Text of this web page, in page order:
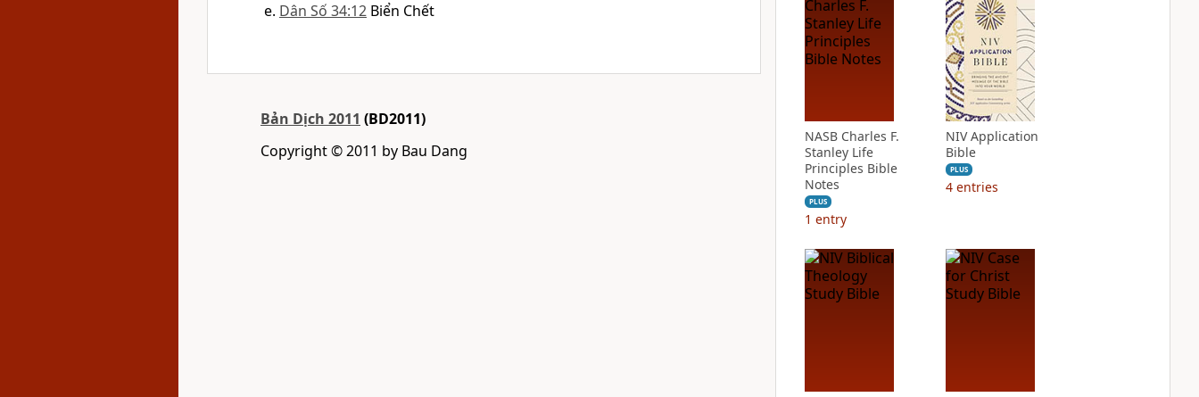
Dân Số 34:12 Biển Chết
Bản Dịch 2011 (BD2011)
Copyright © 2011 by Bau Dang
NASB Charles F.
Stanley Life
Principles Bible
Notes
PLUS
1 entry
NIV Application
Bible
PLUS
4 entries